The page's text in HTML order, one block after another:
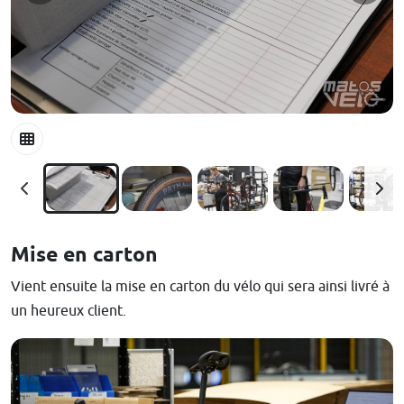
Mise en carton
Vient ensuite la mise en carton du vélo qui sera ainsi livré à
un heureux client.